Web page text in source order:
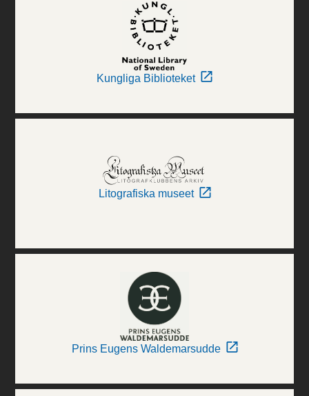
Kungliga Biblioteket
Litografiska museet
Prins Eugens Waldemarsudde